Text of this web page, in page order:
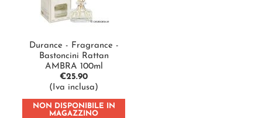
Durance - Fragrance -
Bastoncini Rattan
AMBRA 100ml
€25.90
(Iva inclusa)
NON DISPONIBILE IN
MAGAZZINO